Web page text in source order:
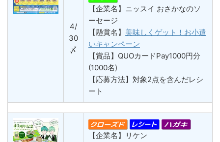
4/
30
〆
【企業名】ニッスイ おさかなのソ
ーセージ
【懸賞名】 美味しくゲット！お小遣
いキャンペーン
【賞品】QUOカードPay1000円分
(1000名)
【応募方法】対象2点を含んだレシ
ート
【企業名】リケン